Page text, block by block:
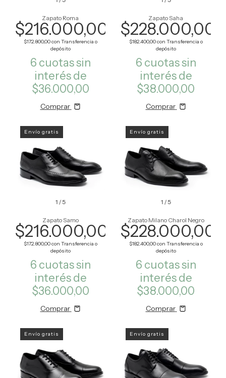
Zapato Roma
$216.000,00
$172.800,00con Transferencia o
depósito
6 cuotas sin
interés de
$36.000,00
Comprar
Zapato Saha
$228.000,00
$182.400,00con Transferencia o
depósito
6 cuotas sin
interés de
$38.000,00
Comprar
1 /5
Envío gratis
Zapato Samo
$216.000,00
$172.800,00con Transferencia o
depósito
6 cuotas sin
interés de
$36.000,00
Comprar
1 /5
Envío gratis
Zapato Milano Charol Negro
$228.000,00
$182.400,00con Transferencia o
depósito
6 cuotas sin
interés de
$38.000,00
Comprar
Envío gratis Envío gratis